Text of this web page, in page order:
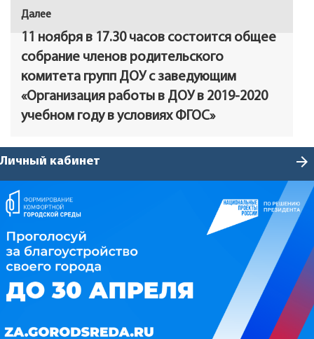
Далее
запись:
11 ноября в 17.30 часов состоится общее
собрание членов родительского
комитета групп ДОУ с заведующим
«Организация работы в ДОУ в 2019-2020
учебном году в условиях ФГОС»
Личный кабинет arrow_forward